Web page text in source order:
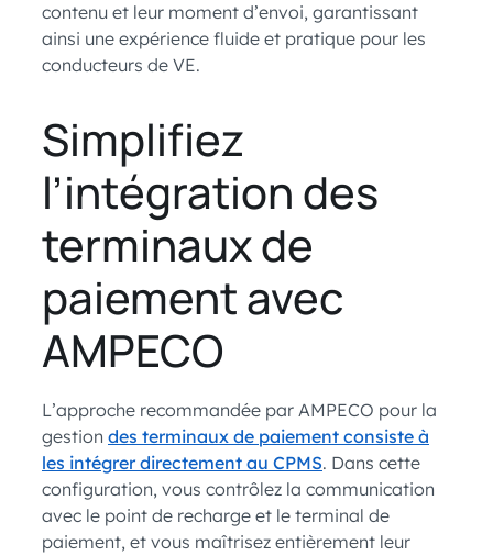
contenu et leur moment d’envoi, garantissant
ainsi une expérience fluide et pratique pour les
conducteurs de VE.
Simplifiez
l’intégration des
terminaux de
paiement avec
AMPECO
L’approche recommandée par AMPECO pour la
gestion des terminaux de paiement consiste à
les intégrer directement au CPMS. Dans cette
configuration, vous contrôlez la communication
avec le point de recharge et le terminal de
paiement, et vous maîtrisez entièrement leur